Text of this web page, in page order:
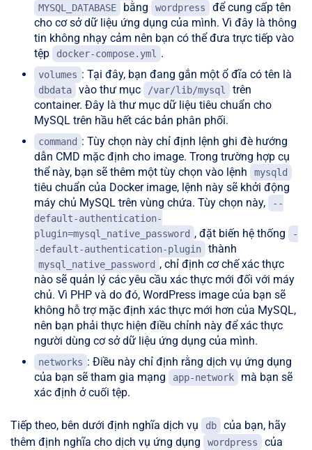
MYSQL_DATABASE bằng wordpress
để cung cấp tên
cho cơ sở dữ liệu ứng dụng của mình. Vì đây là thông
tin không nhạy cảm nên bạn có thể đưa trực tiếp vào
tệp
docker-compose.yml .
volumes : Tại đây, bạn đang gắn một ổ đĩa có tên là
dbdata vào thư mục /var/lib/mysql
trên
container. Đây là thư mục dữ liệu tiêu chuẩn cho
MySQL trên hầu hết các bản phân phối.
command : Tùy chọn này chỉ định lệnh ghi đè hướng
dẫn CMD mặc định cho image. Trong trường hợp cụ
thể này, bạn sẽ thêm một tùy chọn vào lệnh
mysqld
tiêu chuẩn của Docker image, lệnh này sẽ khởi động
máy chủ MySQL trên vùng chứa. Tùy chọn này,
--
default-authentication-
plugin=mysql_native_password , đặt biến hệ thống
-
-default-authentication-plugin
thành
mysql_native_password , chỉ định cơ chế xác thực
nào sẽ quản lý các yêu cầu xác thực mới đối với máy
chủ. Vì PHP và do đó, WordPress image của bạn sẽ
không hỗ trợ mặc định xác thực mới hơn của MySQL,
nên bạn phải thực hiện điều chỉnh này để xác thực
người dùng cơ sở dữ liệu ứng dụng của mình.
networks : Điều này chỉ định rằng dịch vụ ứng dụng
của bạn sẽ tham gia mạng
app-network
mà bạn sẽ
xác định ở cuối tệp.
Tiếp theo, bên dưới định nghĩa dịch vụ db
của bạn, hãy
thêm định nghĩa cho dịch vụ ứng dụng
wordpress của